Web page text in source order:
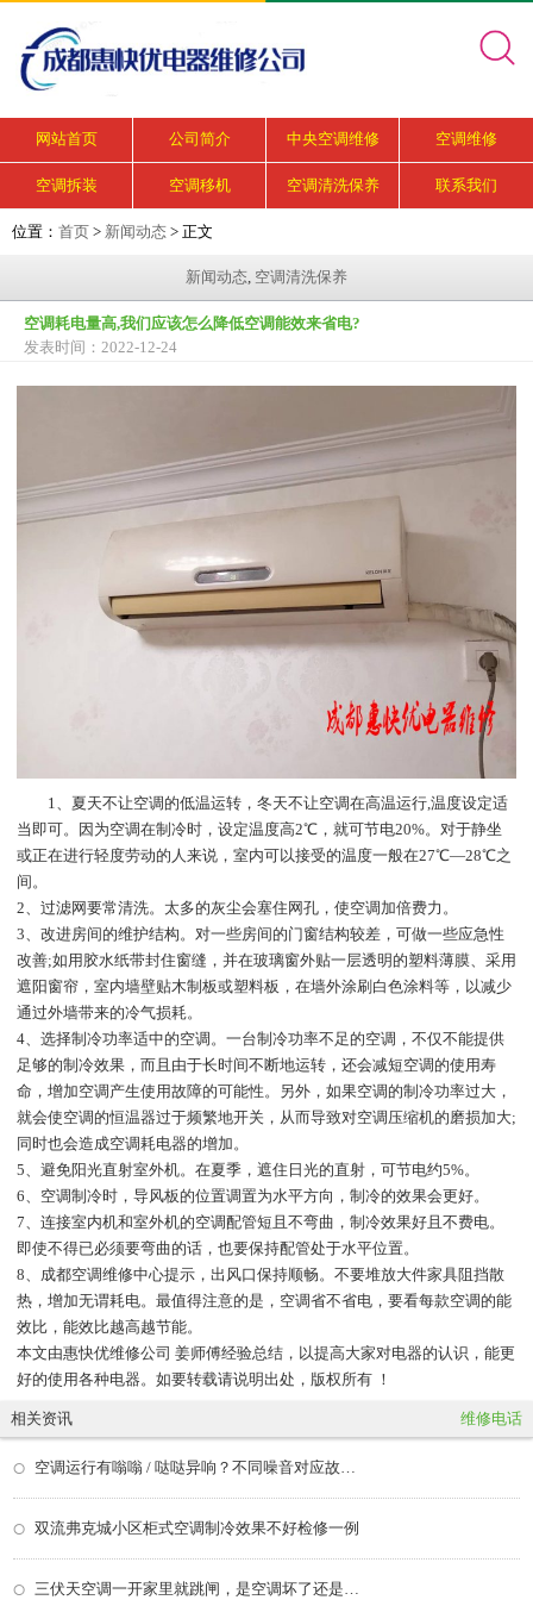
网站首页 公司简介 中央空调维修 空调维修
空调拆装 空调移机 空调清洗保养 联系我们
位置： 首页 > 新闻动态 > 正文
新闻动态 空调清洗保养
空调耗电量高,我们应该怎么降低空调能效来省电?
发表时间：2022-12-24
1、夏天不让空调的低温运转，冬天不让空调在高温运行,温度设定适
当即可。因为空调在制冷时，设定温度高2℃，就可节电20%。对于静坐
或正在进行轻度劳动的人来说，室内可以接受的温度一般在27℃—28℃之
间。
2、过滤网要常清洗。太多的灰尘会塞住网孔，使空调加倍费力。
3、改进房间的维护结构。对一些房间的门窗结构较差，可做一些应急性
改善;如用胶水纸带封住窗缝，并在玻璃窗外贴一层透明的塑料薄膜、采用
遮阳窗帘，室内墙壁贴木制板或塑料板，在墙外涂刷白色涂料等，以减少
通过外墙带来的冷气损耗。
4、选择制冷功率适中的空调。一台制冷功率不足的空调，不仅不能提供
足够的制冷效果，而且由于长时间不断地运转，还会减短空调的使用寿
命，增加空调产生使用故障的可能性。另外，如果空调的制冷功率过大，
就会使空调的恒温器过于频繁地开关，从而导致对空调压缩机的磨损加大;
同时也会造成空调耗电器的增加。
5、避免阳光直射室外机。在夏季，遮住日光的直射，可节电约5%。
6、空调制冷时，导风板的位置调置为水平方向，制冷的效果会更好。
7、连接室内机和室外机的空调配管短且不弯曲，制冷效果好且不费电。
即使不得已必须要弯曲的话，也要保持配管处于水平位置。
8、成都空调维修中心提示，出风口保持顺畅。不要堆放大件家具阻挡散
热，增加无谓耗电。最值得注意的是，空调省不省电，要看每款空调的能
效比，能效比越高越节能。
本文由惠快优维修公司 姜师傅经验总结，以提高大家对电器的认识，能更
好的使用各种电器。如要转载请说明出处，版权所有 ！
相关资讯 维修电话
空调运行有嗡嗡 / 哒哒异响？不同噪音对应故障，继续开会不会烧机器？
双流弗克城小区柜式空调制冷效果不好检修一例
三伏天空调一开家里就跳闸，是空调坏了还是线路问题？分步排查教程